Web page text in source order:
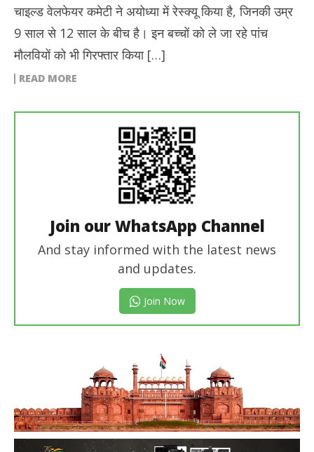
चाइल्ड वेलफेयर कमेटी ने अयोध्या में रेस्क्यू किया है, जिनकी उम्र
9 साल से 12 साल के बीच है। इन बच्चों को ले जा रहे पांच
मौलवियों को भी गिरफ्तार किया […]
READ MORE
Join our WhatsApp Channel
And stay informed with the latest news
and updates.
Join Now